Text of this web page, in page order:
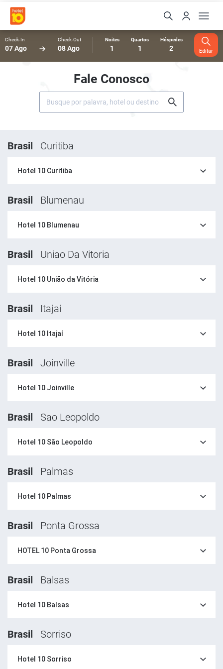
Check-In
07 Ago
Check-Out
08 Ago
Noites
1
Quartos
1
Hóspedes
2 Editar
Fale Conosco
Brasil Curitiba
Hotel 10 Curitiba
Brasil Blumenau
Hotel 10 Blumenau
Brasil Uniao Da Vitoria
Hotel 10 União da Vitória
Brasil Itajai
Hotel 10 Itajaí
Brasil Joinville
Hotel 10 Joinville
Brasil Sao Leopoldo
Hotel 10 São Leopoldo
Brasil Palmas
Hotel 10 Palmas
Brasil Ponta Grossa
HOTEL 10 Ponta Grossa
Brasil Balsas
Hotel 10 Balsas
Brasil Sorriso
Hotel 10 Sorriso